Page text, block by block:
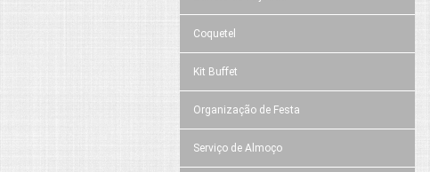
Coquetel
Kit Buffet
Organização de Festa
Serviço de Almoço